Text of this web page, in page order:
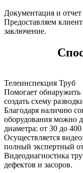
Документация и отчет
Предоставляем
заключение.
Телеинспекция Труб
Помогает обнаружить
создать схему
Благодаря наличию
оборудования можно
диаметра: от 30 до
Осуществляется
полный экспертный
Видеодиагностика
дефектов и засоров.